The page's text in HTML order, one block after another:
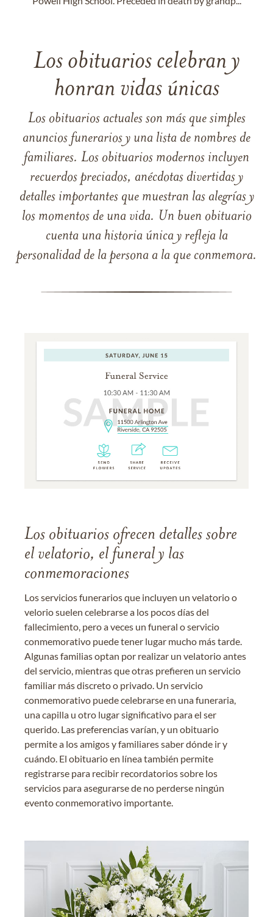
Los obituarios celebran y
honran vidas únicas
Los obituarios actuales son más que simples
anuncios funerarios y una lista de nombres de
familiares. Los obituarios modernos incluyen
recuerdos preciados, anécdotas divertidas y
detalles importantes que muestran las alegrías y
los momentos de una vida. Un buen obituario
cuenta una historia única y refleja la
personalidad de la persona a la que conmemora.
Los obituarios ofrecen detalles sobre
el velatorio, el funeral y las
conmemoraciones
Los servicios funerarios que incluyen un velatorio o
velorio suelen celebrarse a los pocos días del
fallecimiento, pero a veces un funeral o servicio
conmemorativo puede tener lugar mucho más tarde.
Algunas familias optan por realizar un velatorio antes
del servicio, mientras que otras prefieren un servicio
familiar más discreto o privado. Un servicio
conmemorativo puede celebrarse en una funeraria,
una capilla u otro lugar significativo para el ser
querido. Las preferencias varían, y un obituario
permite a los amigos y familiares saber dónde ir y
cuándo. El obituario en línea también permite
registrarse para recibir recordatorios sobre los
servicios para asegurarse de no perderse ningún
evento conmemorativo importante.